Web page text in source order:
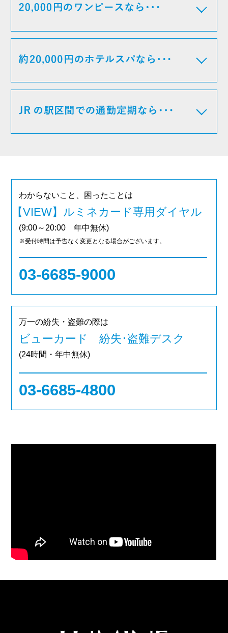
わからないこと、困ったことは
【VIEW】ルミネカード専用ダイヤル
(9:00～20:00 年中無休)
※受付時間は予告なく変更となる場合がございます。
03-6685-9000
万一の紛失・盗難の際は
ビューカード 紛失･盗難デスク
(24時間・年中無休)
03-6685-4800